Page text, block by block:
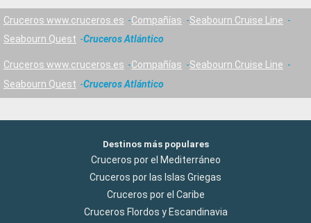
Cruceros www.cruceros.es Compañías
Seabourn Cruise Line
Seabourn Quest
Cruceros Atlántico
Cruceros www.cruceros.es Compañías
Seabourn Cruise Line
Seabourn Quest
Cruceros Atlántico
Destinos más populares
Cruceros por el Mediterráneo
Cruceros por las Islas Griegas
Cruceros por el Caribe
Cruceros Flordos y Escandinavia